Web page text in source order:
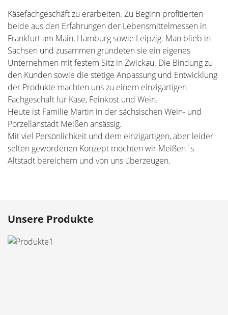
Käsefachgeschäft zu erarbeiten. Zu Beginn profitierten
beide aus den Erfahrungen der Lebensmittelmessen in
Frankfurt am Main, Hamburg sowie Leipzig. Man blieb in
Sachsen und zusammen gründeten sie ein eigenes
Unternehmen mit festem Sitz in Zwickau. Die Bindung zu
den Kunden sowie die stetige Anpassung und Entwicklung
der Produkte machten uns zu einem einzigartigen
Fachgeschäft für Käse, Feinkost und Wein.
Heute ist Familie Martin in der sächsischen Wein- und
Porzellanstadt Meißen ansässig.
Mit viel Persönlichkeit und dem einzigartigen, aber leider
selten gewordenen Konzept möchten wir Meißen´s
Altstadt bereichern und von uns überzeugen.
Unsere Produkte